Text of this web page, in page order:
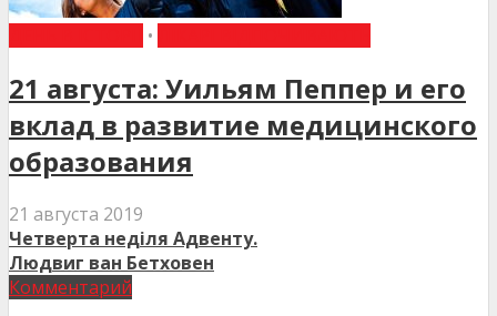
•
21 августа: Уильям Пеппер и его
вклад в развитие медицинского
образования
21 августа 2019
Четверта неділя Адвенту.
Людвиг ван Бетховен
Комментарий